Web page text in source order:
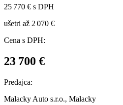
25 770 € s DPH
ušetri až 2 070 €
Cena s DPH:
23 700 €
Predajca:
Malacky Auto s.r.o., Malacky